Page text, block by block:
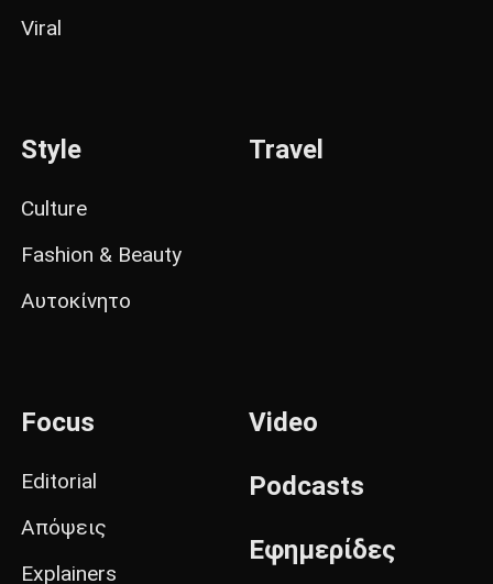
Viral
Style
Culture
Fashion & Beauty
Αυτοκίνητο
Travel
Focus
Editorial
Απόψεις
Explainers
Video
Podcasts
Εφημερίδες